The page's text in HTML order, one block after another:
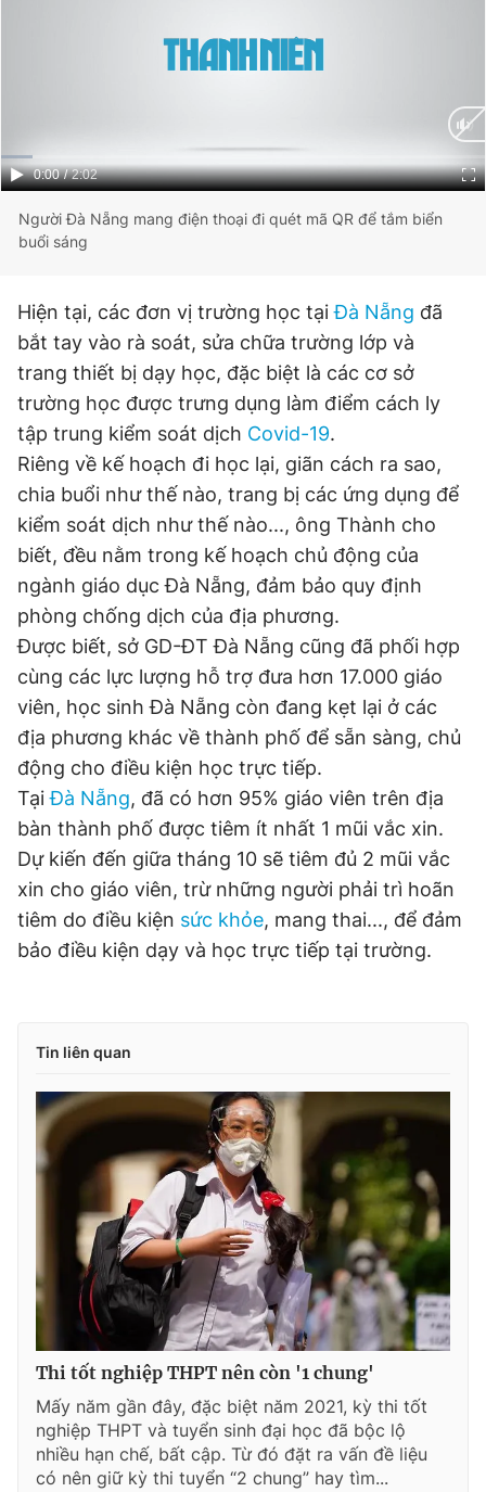
Giấy phép xuất bản số 110/GP - BTTTT cấp ngày 24.3.2020
© 2003-2026 Bản quyền thuộc về Báo Thanh Niên. Cấm sao
Current
0:00 / Duration
2:02
Người Đà Nẵng mang điện thoại đi quét mã QR để tắm biển
buổi sáng
Hiện tại, các đơn vị trường học tạiĐà Nẵng đã
bắt tay vào rà soát, sửa chữa trường lớp và
trang thiết bị dạy học, đặc biệt là các cơ sở
trường học được trưng dụng làm điểm cách ly
tập trung kiểm soát dịch Covid-19.
Riêng về kế hoạch đi học lại, giãn cách ra sao,
chia buổi như thế nào, trang bị các ứng dụng để
kiểm soát dịch như thế nào..., ông Thành cho
biết, đều nằm trong kế hoạch chủ động của
ngành giáo dục Đà Nẵng, đảm bảo quy định
phòng chống dịch của địa phương.
Được biết, sở GD-ĐT Đà Nẵng cũng đã phối hợp
cùng các lực lượng hỗ trợ đưa hơn 17.000 giáo
viên, học sinh Đà Nẵng còn đang kẹt lại ở các
địa phương khác về thành phố để sẵn sàng, chủ
động cho điều kiện học trực tiếp.
TạiĐà Nẵng, đã có hơn 95% giáo viên trên địa
bàn thành phố được tiêm ít nhất 1 mũi vắc xin.
Dự kiến đến giữa tháng 10 sẽ tiêm đủ 2 mũi vắc
xin cho giáo viên, trừ những người phải trì hoãn
tiêm do điều kiện sức khỏe, mang thai..., để đảm
bảo điều kiện dạy và học trực tiếp tại trường.
Tin liên quan
Thi tốt nghiệp THPT nên còn '1 chung'
Mấy năm gần đây, đặc biệt năm 2021, kỳ thi tốt
nghiệp THPT và tuyển sinh đại học đã bộc lộ
nhiều hạn chế, bất cập. Từ đó đặt ra vấn đề liệu
có nên giữ kỳ thi tuyển “2 chung” hay tìm...